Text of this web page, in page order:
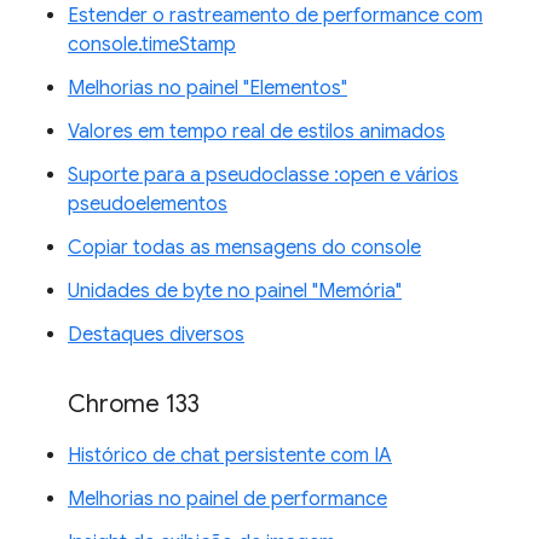
Estender o rastreamento de performance com
console.timeStamp
Melhorias no painel "Elementos"
Valores em tempo real de estilos animados
Suporte para a pseudoclasse :open e vários
pseudoelementos
Copiar todas as mensagens do console
Unidades de byte no painel "Memória"
Destaques diversos
Chrome 133
Histórico de chat persistente com IA
Melhorias no painel de performance